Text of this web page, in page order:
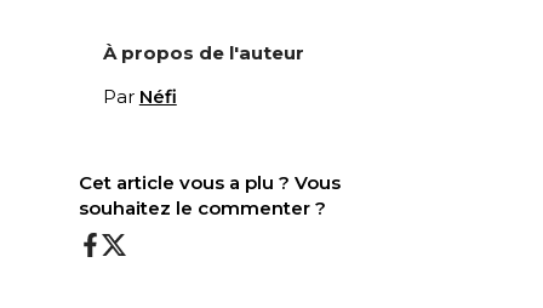
À propos de l'auteur
Par Néfi
Cet article vous a plu ? Vous
souhaitez le commenter ?